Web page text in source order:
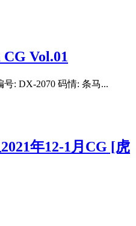
Vol.01
号: DX-2070 码情: 条马...
年12-1月CG [虎